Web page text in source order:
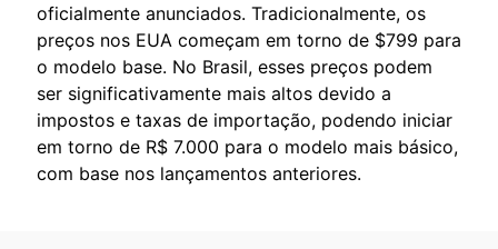
oficialmente anunciados. Tradicionalmente, os
preços nos EUA começam em torno de $799 para
o modelo base. No Brasil, esses preços podem
ser significativamente mais altos devido a
impostos e taxas de importação, podendo iniciar
em torno de R$ 7.000 para o modelo mais básico,
com base nos lançamentos anteriores.